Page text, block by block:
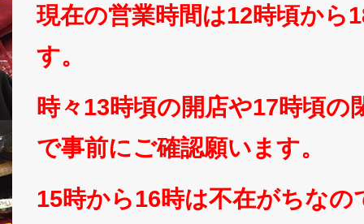
現在の営業時間は12時頃から
す。
時々13時頃の開店や17時頃の
で事前にご確認願います。
15時から16時は不在がちなの